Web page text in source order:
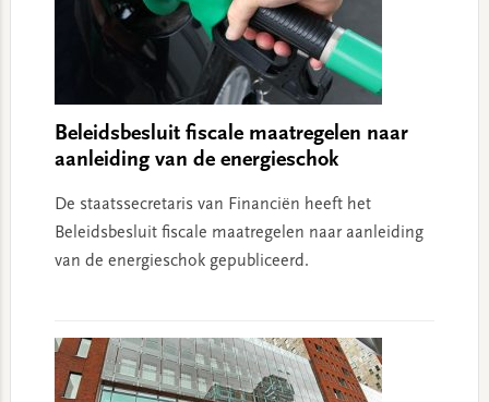
Beleidsbesluit fiscale maatregelen naar
aanleiding van de energieschok
De staatssecretaris van Financiën heeft het
Beleidsbesluit fiscale maatregelen naar aanleiding
van de energieschok gepubliceerd.